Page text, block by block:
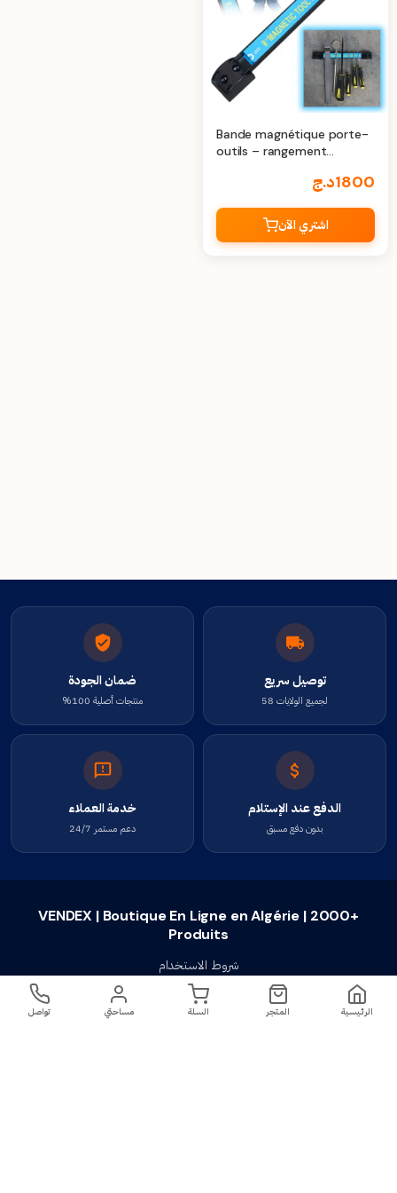
Bande magnétique porte-
outils – rangement
1800د.ج
اشتري الآن
توصيل سريع
لجميع الولايات 58
ضمان الجودة
منتجات أصلية 100%
الدفع عند الإستلام
بدون دفع مسبق
خدمة العملاء
دعم مستمر 24/7
VENDEX | Boutique En Ligne en Algérie | 2000+
Produits
شروط الاستخدام
سياسة الخصوصية
سياسة الإستبدال والإسترجاع
الرئيسية المتجر السلة مساحتي تواصل